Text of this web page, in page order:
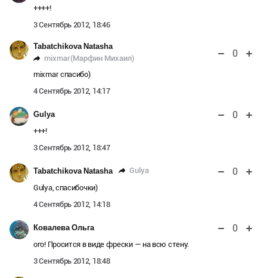
++++!
3 Сентябрь 2012, 18:46
Tabatchikova Natasha
mixmar(Марфин Михаил)
0
mixmar спасибо)
4 Сентябрь 2012, 14:17
Gulya 0
+++!
3 Сентябрь 2012, 18:47
Tabatchikova Natasha Gulya 0
Gulya, спасибочки)
4 Сентябрь 2012, 14:18
Ковалева Ольга 0
ого! Просится в виде фрески — на всю стену.
3 Сентябрь 2012, 18:48